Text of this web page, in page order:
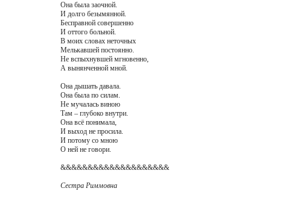
Она была заочной.
И долго безымянной.
Бесправной совершенно
И оттого больной.
В моих словах неточных
Мелькавшей постоянно.
Не вспыхнувшей мгновенно,
А вынянченной мной.
Она дышать давала.
Она была по силам.
Не мучалась виною
Там – глубоко внутри.
Она всё понимала,
И выход не просила.
И потому со мною
О ней не говори.
&&&&&&&&&&&&&&&&&&&&
Сестра Риммовна